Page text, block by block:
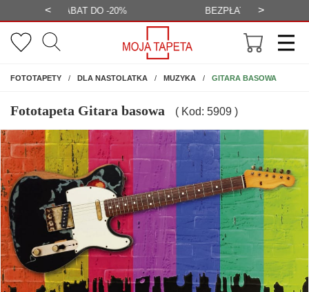
< BEZPŁATNA WIZUALIZACJA >
FOTOTAPETYNA ŚCIANĘ
DLA NASTOLATKA MUZYKA GITARA BASOWA
Fototapeta Gitara basowa ( Kod: 5909 )